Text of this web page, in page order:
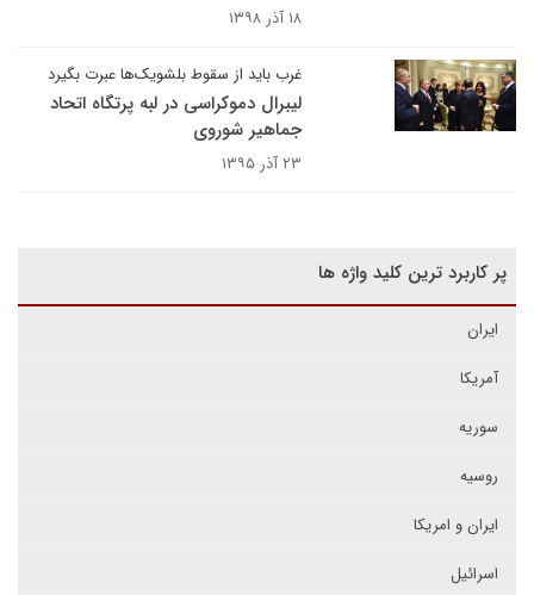
۱۸ آذر ۱۳۹۸
غرب باید از سقوط بلشویک‌ها عبرت بگیرد
لیبرال دموکراسی در لبه پرتگاه اتحاد
جماهیر شوروی
۲۳ آذر ۱۳۹۵
پر کاربرد ترین کلید واژه ها
ایران
آمریکا
سوریه
روسیه
ایران و امریکا
اسرائیل